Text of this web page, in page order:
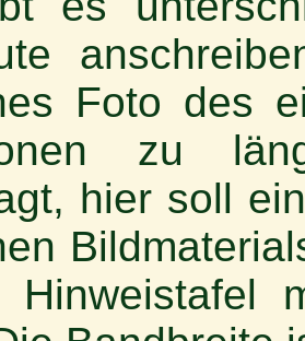
Foto des
zu
hier soll